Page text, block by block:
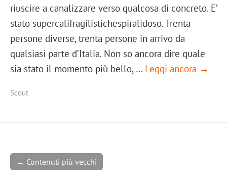
riuscire a canalizzare verso qualcosa di concreto. E’
stato supercalifragilistichespiralidoso. Trenta
persone diverse, trenta persone in arrivo da
qualsiasi parte d’Italia. Non so ancora dire quale
sia stato il momento più bello, … Leggi ancora →
Scout
← Contenuti più vecchi